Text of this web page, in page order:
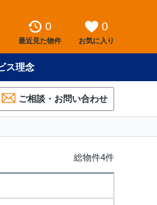
0
最近見た物件
0
お気に入り
ス理念
ご相談・お問い合わせ
総物件4件